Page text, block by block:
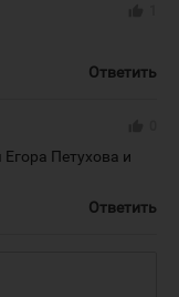
Ответить
Петухова и
Ответить